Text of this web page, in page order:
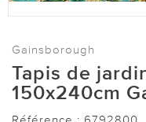
Gainsborough
Tapis de
150x240cm